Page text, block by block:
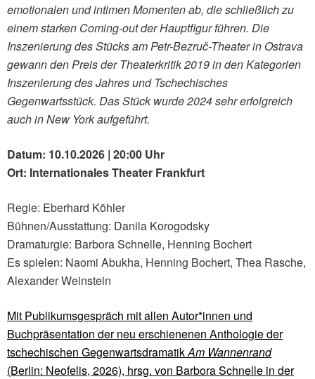
emotionalen und intimen Momenten ab, die schließlich zu
einem starken Coming-out der Hauptfigur führen. Die
Inszenierung des Stücks am Petr-Bezruč-Theater in Ostrava
gewann den Preis der Theaterkritik 2019 in den Kategorien
Inszenierung des Jahres und Tschechisches
Gegenwartsstück. Das Stück wurde 2024 sehr erfolgreich
auch in New York aufgeführt.
Datum: 10.10.2026 | 20:00 Uhr
Ort: Internationales Theater Frankfurt
Regie: Eberhard Köhler
Bühnen/Ausstattung: Danila Korogodsky
Dramaturgie: Barbora Schnelle, Henning Bochert
Es spielen: Naomi Abukha, Henning Bochert, Thea Rasche,
Alexander Weinstein
Mit Publikumsgespräch mit allen Autor*innen und
Buchpräsentation der neu erschienenen Anthologie der
tschechischen GegenwartsdramatikAm Wannenrand
(Berlin: Neofelis, 2026), hrsg. von Barbora Schnelle in der